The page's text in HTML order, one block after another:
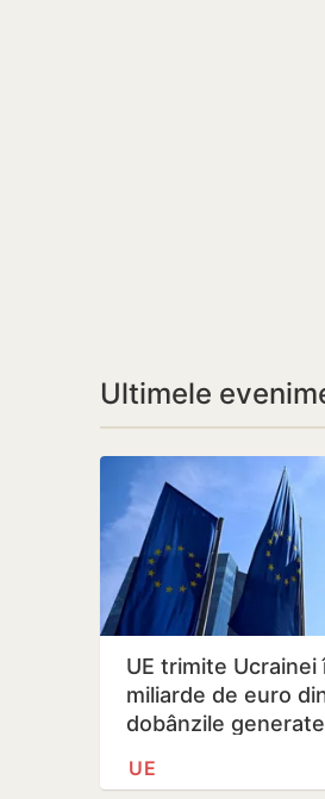
Ultimele
UE trimite Ucrainei
miliarde de euro
dobânzile
UE